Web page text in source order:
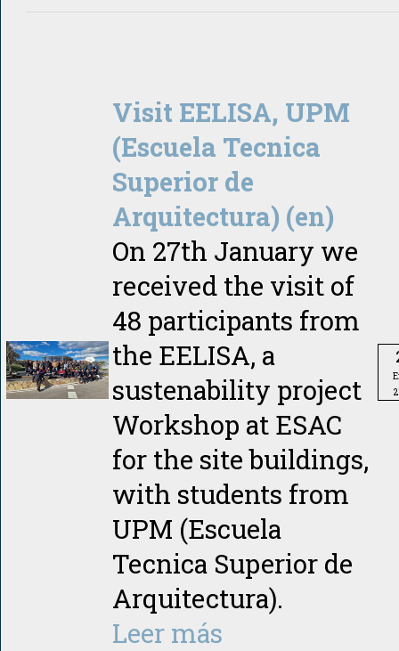
Visit EELISA, UPM
(Escuela Tecnica
Superior de
Arquitectura) (en)
On 27th January we
received the visit of
48 participants from
the EELISA, a
sustenability project
Workshop at ESAC
for the site buildings,
with students from
UPM (Escuela
Tecnica Superior de
Arquitectura).
Leer más